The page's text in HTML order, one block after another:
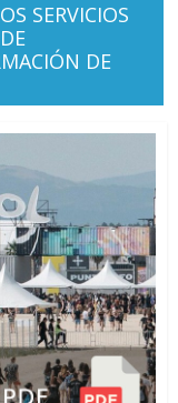
SERVICIOS
DE